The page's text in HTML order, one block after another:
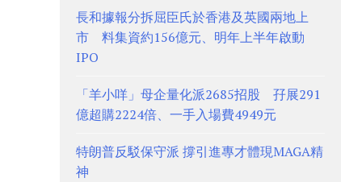
長和據報分拆屈臣氏於香港及英國兩地上
市 料集資約156億元、明年上半年啟動
IPO
「羊小咩」母企量化派2685招股 孖展291
億超購2224倍、一手入場費4949元
特朗普反駁保守派 撐引進專才體現MAGA精
神